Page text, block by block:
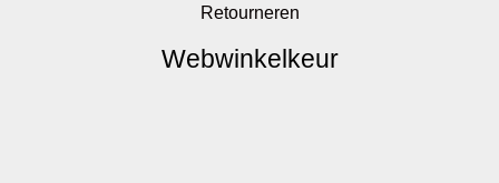
Retourneren
Webwinkelkeur